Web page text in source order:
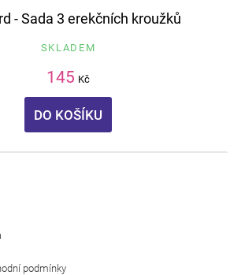
- Sada 3 erekčních kroužků
SKLADEM
145 Kč
DO KOŠÍKU
podmínky